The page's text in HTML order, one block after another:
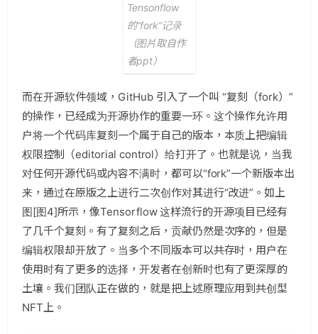
Tensonflow
的“fork”记录
（图片取自作
者ppt）
而在开源软件领域，GitHub 引入了一个叫 “复刻（fork）”
的操作，已经成为开源协作的重要一环。这个操作允许用
户将一个代码库复刻一个属于自己的版本，本质上把编辑
权限控制（editorial control）给打开了。也就是说，当我
对任何开源代码或内容不满时，都可以“fork”一个新版本出
来，通过在原版之上进行二次创作对其进行“改进”。如上
图[图4]所示，像Tensorflow 这样流行的开源项目已经有
了几千个复刻。有了复刻之后，贡献仍然是次序的，但是
编辑权限却开放了。当多个不同版本可以共存时，用户在
使用时有了更多的选择，开发者在创新时也有了更深厚的
土壤。我们团队正在做的，就是把上述原理应用到共创型
NFT上。